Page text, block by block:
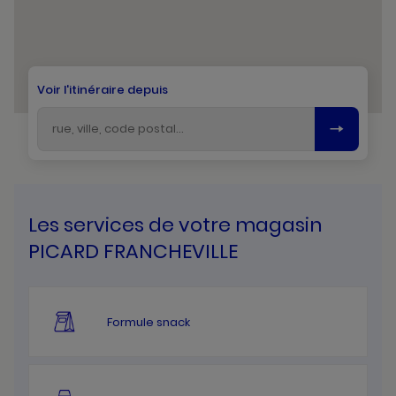
Voir l'itinéraire depuis
Les services de votre magasin
PICARD FRANCHEVILLE
Formule snack